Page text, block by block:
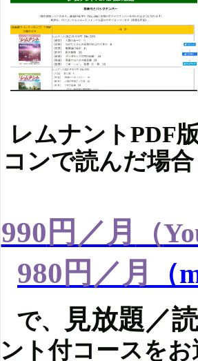
レムナント
コンで読んだ
990 円／月 （
980 円／月 （
で、 見放題／
ント付コースを